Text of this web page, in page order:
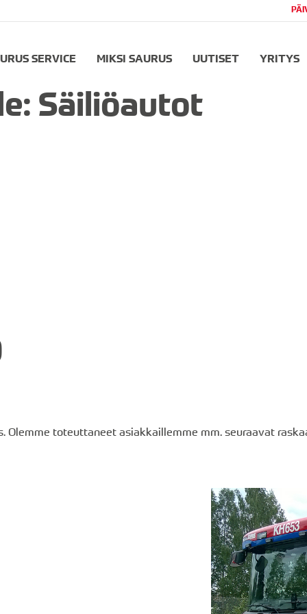
SERVICE MIKSI SAURUS UUTISET YRITYS
Säiliöautot
Olemme toteuttaneet asiakkaillemme mm. seuraavat